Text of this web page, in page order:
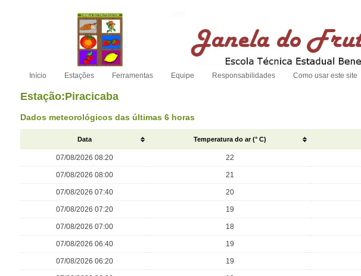
Início Estações Ferramentas Equipe Responsabilidades Como usar este site
Estação:Piracicaba
Dados meteorológicos das últimas 6 horas
Data Temperatura do ar (° C)
07/08/2026 08:20 22
07/08/2026 08:00 21
07/08/2026 07:40 20
07/08/2026 07:20 19
07/08/2026 07:00 18
07/08/2026 06:40 19
07/08/2026 06:20 19